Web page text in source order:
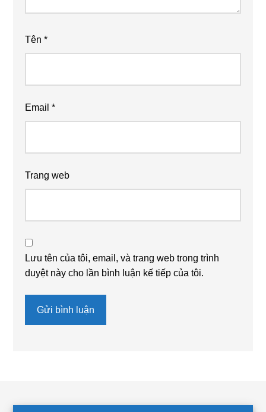
Tên*
Email*
Trang web
Lưu tên của tôi, email, và trang web trong trình
duyệt này cho lần bình luận kế tiếp của tôi.